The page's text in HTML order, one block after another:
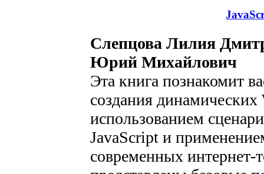
Слепцова Лилия
Юрий Михайлович
Эта книга познакомит
создания динамических
использованием
JavaScript и
современных интернет-